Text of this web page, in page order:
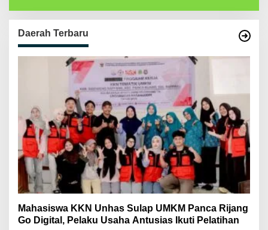
Daerah Terbaru
Mahasiswa KKN Unhas Sulap UMKM Panca Rijang
Go Digital, Pelaku Usaha Antusias Ikuti Pelatihan